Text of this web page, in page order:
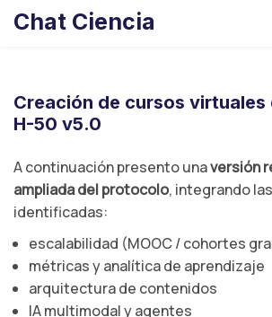
Chat Ciencia
Creación de cursos virtuales
H-50 v5.0
A continuación presento unaversión
ampliada del protocolo, integrando
identificadas:
escalabilidad (MOOC / cohortes
métricas y analítica de aprendizaje
arquitectura de contenidos
IA multimodal y agentes